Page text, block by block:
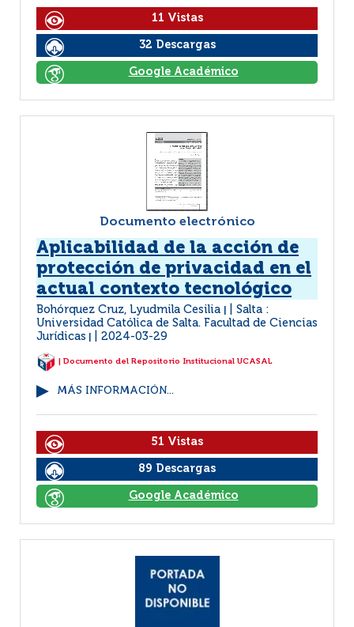
11 Vistas
32 Descargas
Google Académico
Documento electrónico
Aplicabilidad de la acción de
protección de privacidad en el
actual contexto tecnológico
Bohórquez Cruz, Lyudmila Cesilia
Salta :
Universidad Católica de Salta. Facultad de Ciencias
Jurídicas
2024-03-29
| Documento del Repositorio Institucional UCASAL
MÁS INFORMACIÓN...
51 Vistas
89 Descargas
Google Académico